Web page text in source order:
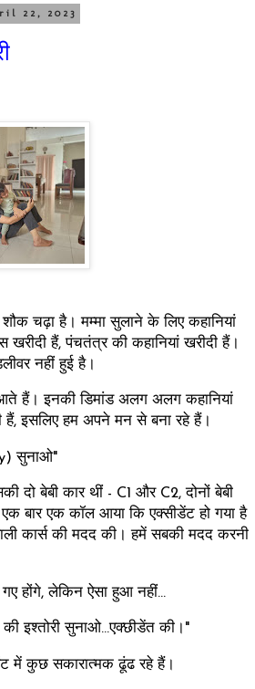
22, 2023
चढ़ा है। मम्मा सुलाने के लिए कहानियां
खरीदी हैं, पंचतंत्र की कहानियां खरीदी हैं।
नहीं हुई है।
हैं। इनकी डिमांड अलग अलग कहानियां
हैं, इसलिए हम अपने मन से बना रहे हैं।
सुनाओ"
दो बेबी कार थीं - C1 और C2, दोनों बेबी
बार एक कॉल आया कि एक्सीडेंट हो गया है
कार्स की मदद की। हमें सबकी मदद करनी
होंगे, लेकिन ऐसा हुआ नहीं...
की इश्तोरी सुनाओ...एक्छीडेंत की।"
में कुछ सकारात्मक ढूंढ रहे हैं।